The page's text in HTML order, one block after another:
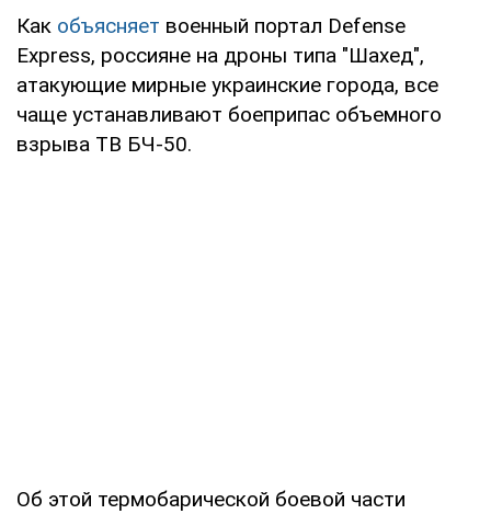
Как объясняет военный портал Defense
Express, россияне на дроны типа "Шахед",
атакующие мирные украинские города, все
чаще устанавливают боеприпас объемного
взрыва ТВ БЧ-50.
Об этой термобарической боевой части